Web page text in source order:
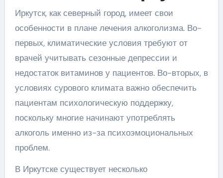
Иркутск, как северный город, имеет свои
особенности в плане лечения алкоголизма. Во-
первых, климатические условия требуют от
врачей учитывать сезонные депрессии и
недостаток витаминов у пациентов. Во-вторых, в
условиях сурового климата важно обеспечить
пациентам психологическую поддержку,
поскольку многие начинают употреблять
алкоголь именно из-за психоэмоциональных
проблем.
В Иркутске существует несколько